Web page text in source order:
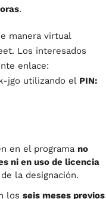
.
manera virtual
Los interesados
enlace:
jgo utilizando el PIN:
en el programa no
ni en uso de licencia
la designación.
los seis meses previos